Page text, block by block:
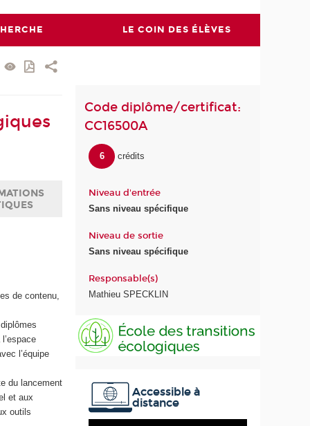
LE COIN DES ÉLÈVES
de contenu,
l’équipe
du lancement
et aux
outils
Code diplôme/certificat:
CC16500A
6 crédits
Niveau d'entrée
Sans niveau spécifique
Niveau de sortie
Sans niveau spécifique
Responsable(s)
Mathieu SPECKLIN
Accessible à
distance